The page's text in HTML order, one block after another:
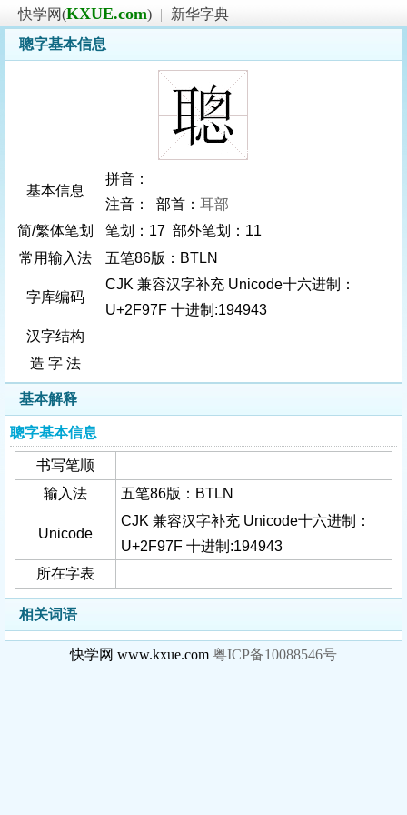
快学网(KXUE.com) |
新华字典
聰字基本信息
基本信息
拼音：
注音： 部首： 耳部
简/繁体笔划
笔划：17 部外笔划：11
常用输入法
五笔86版：BTLN
字库编码
CJK 兼容汉字补充 Unicode十六进制：
U+2F97F 十进制:194943
汉字结构
造 字 法
基本解释
聰字基本信息
书写笔顺
输入法
五笔86版：BTLN
Unicode
CJK 兼容汉字补充 Unicode十六进制：
U+2F97F 十进制:194943
所在字表
相关词语
快学网 www.kxue.com 粤ICP备10088546号